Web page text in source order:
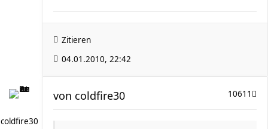
Zitieren
04.01.2010, 22:42
coldfire30
10611
von coldfire30